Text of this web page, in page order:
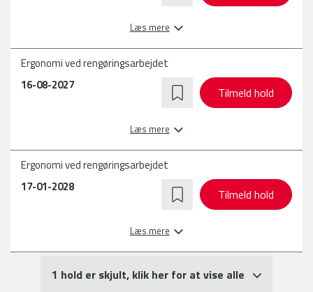
Læs mere
16-08-2027
Ergonomi ved rengøringsarbejdet
Læs mere
Tilmeld hold
17-01-2028
Ergonomi ved rengøringsarbejdet
Læs mere
Tilmeld hold
1 hold er skjult, klik her for at vise alle